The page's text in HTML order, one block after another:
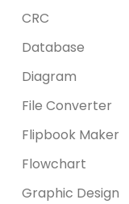
CRC
Database
Diagram
File Converter
Flipbook Maker
Flowchart
Graphic Design